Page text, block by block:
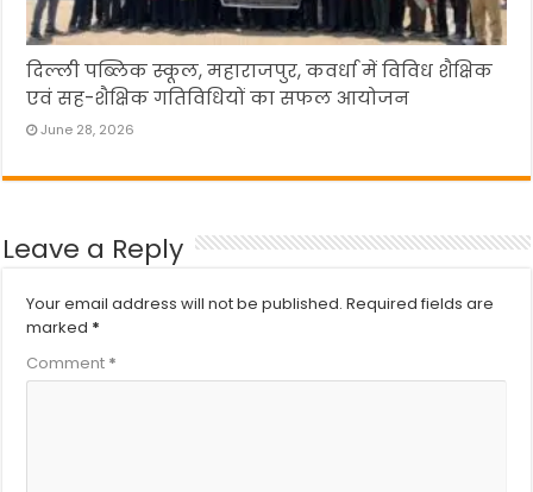
दिल्ली पब्लिक स्कूल, महाराजपुर, कवर्धा में विविध शैक्षिक
एवं सह-शैक्षिक गतिविधियों का सफल आयोजन
June 28, 2026
Leave a Reply
Your email address will not be published. Required fields are
marked *
Comment *